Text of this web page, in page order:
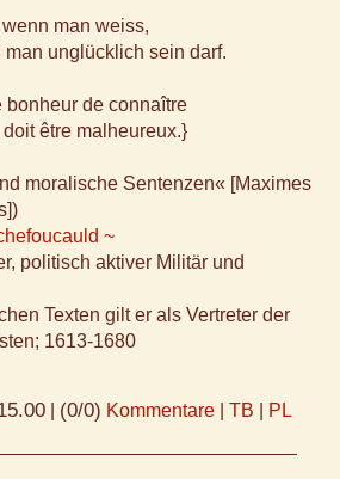
man weiss,
unglücklich sein darf.
bonheur de connaître
être malheureux.}
moralische Sentenzen« [Maximes
~
politisch aktiver Militär und
Texten gilt er als Vertreter der
1613-1680
(0/0) Kommentare TB PL